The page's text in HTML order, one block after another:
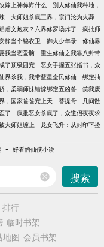
嫁上神你悔什么
别人修仙我种地，
大师姐杀疯三界，宗门沦为火葬
虐文炮灰？六界修罗场炸了
疯批师
静当个锦衣卫 御火少年录
修仙界
我当恋爱脑
重生修仙之我靠八卦带
了顶级团宠
恶女手握五张婚书，众
界杀我，我带蓝星全民修仙
绑定抽
，柔弱师妹错嫁绑定五凶兽
笑我废
，国家爸爸宠上天 菩提骨
凡间散
了
疯批恶女杀疯了，众道侣夜夜求
大师姐缠上
龙女飞升：从封印下捡
- 好看的仙侠小说
搜索
排行
临时书架
地图 会员书架